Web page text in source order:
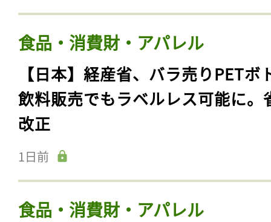
食品・消費財・アパレル
【日本】経産省、バラ売りPETボ
飲料販売でもラベルレス可能に。
改正
1日前
食品・消費財・アパレル